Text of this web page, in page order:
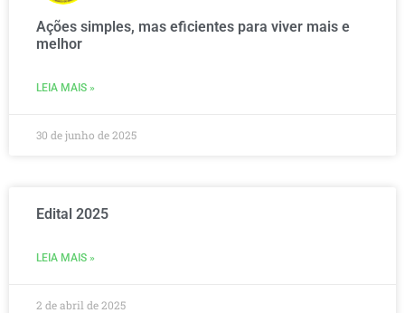
Ações simples, mas eficientes para viver mais e
melhor
LEIA MAIS »
30 de junho de 2025
Edital 2025
LEIA MAIS »
2 de abril de 2025